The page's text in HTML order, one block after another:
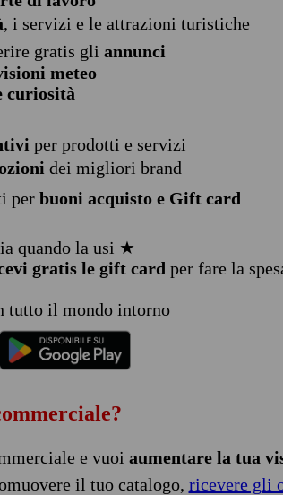
, i servizi e le attrazioni turistiche
gratis gli annunci
meteo
curiosità
per prodotti e servizi
dei migliori brand
per buoni acquisto e Gift card
quando la usi ★
gratis le gift card per fare la
tutto il mondo intorno
e vuoi aumentare la tua
il tuo catalogo, ricevere gli